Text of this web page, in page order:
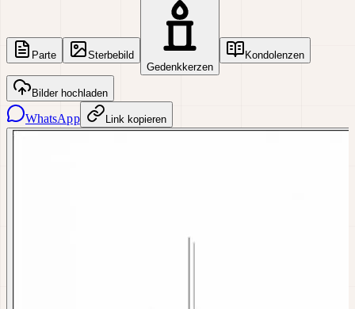
Parte
Sterbebild
Gedenkkerzen
Kondolenzen
Bilder hochladen
WhatsApp Link kopieren